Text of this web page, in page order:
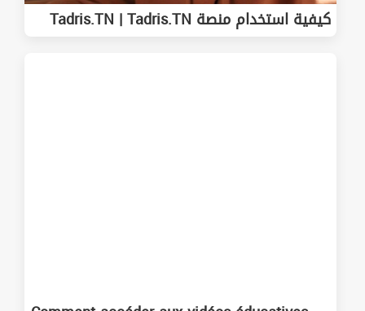
كيفية استخدام منصة Tadris.TN | Tadris.TN